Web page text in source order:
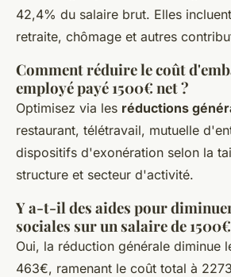
42,4% du salaire brut. Elles
retraite, chômage et autres
Comment réduire le coût
employé payé 1500€ net ?
Optimisez via les réductions
restaurant, télétravail, mutuelle
dispositifs d'exonération selon la
structure et secteur d'activité.
Y a-t-il des aides pour
sociales sur un salaire de
Oui, la réduction générale diminue
463€, ramenant le coût total à